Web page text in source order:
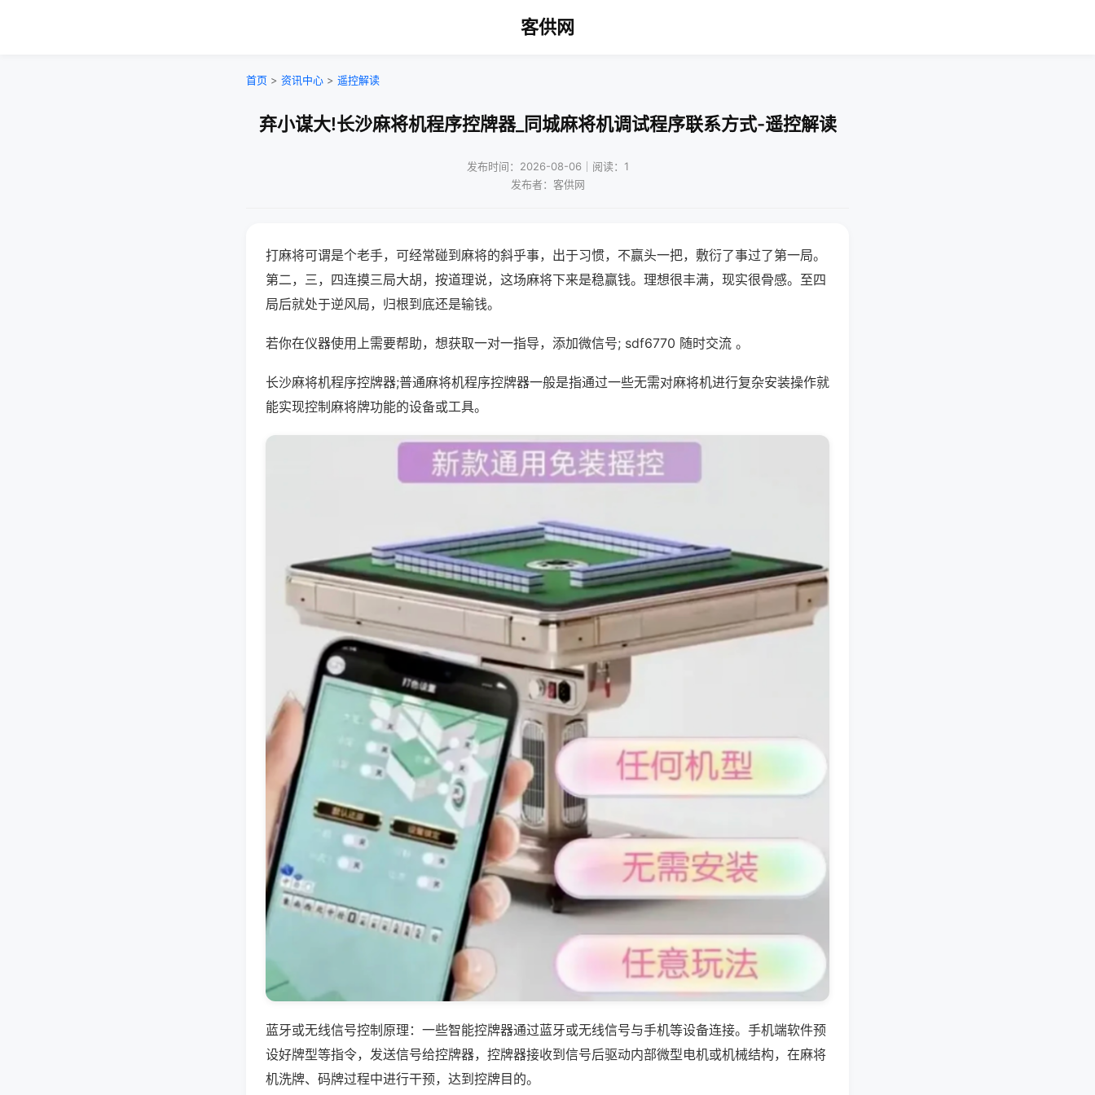
客供网
首页 > 资讯中心 > 遥控解读
弃小谋大!长沙麻将机程序控牌器_同城麻将机调试程序联系方式-遥控解读
发布时间：2026-08-06｜阅读：1
发布者：客供网
打麻将可谓是个老手，可经常碰到麻将的斜乎事，出于习惯，不赢头一把，敷衍了事过了第一局。
第二，三，四连摸三局大胡，按道理说，这场麻将下来是稳赢钱。理想很丰满，现实很骨感。至四
局后就处于逆风局，归根到底还是输钱。
若你在仪器使用上需要帮助，想获取一对一指导，添加微信号; sdf6770 随时交流 。
长沙麻将机程序控牌器;普通麻将机程序控牌器一般是指通过一些无需对麻将机进行复杂安装操作就
能实现控制麻将牌功能的设备或工具。
蓝牙或无线信号控制原理：一些智能控牌器通过蓝牙或无线信号与手机等设备连接。手机端软件预
设好牌型等指令，发送信号给控牌器，控牌器接收到信号后驱动内部微型电机或机械结构，在麻将
机洗牌、码牌过程中进行干预，达到控牌目的。